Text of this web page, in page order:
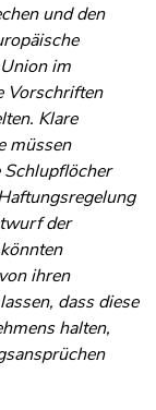
und den
im
Vorschriften
Klare
müssen
Schlupflöcher
der
ihren
dass diese
halten,